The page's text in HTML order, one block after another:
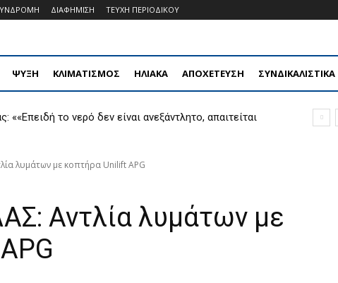
ΔΙΑΦΗΜΙΣΗ ΤΕΥΧΗ ΠΕΡΙΟΔΙΚΟΥ
ΨΥΞΗ ΚΛΙΜΑΤΙΣΜΟΣ ΗΛΙΑΚΑ ΑΠΟΧΕΤΕΥΣΗ ΣΥΝΔΙΚΑΛΙΣΤΙΚΑ
««Eπειδή το νερό δεν είναι ανεξάντλητο, απαιτείται
λυμάτων με κοπτήρα Unilift APG
Αντλία λυμάτων με